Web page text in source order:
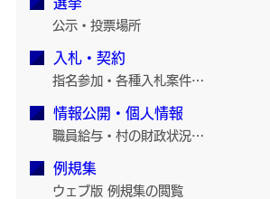
選挙
公示・投票場所
入札・契約
指名参加・各種入札案件…
情報公開・個人情報
職員給与・村の財政状況…
例規集
ウェブ版 例規集の閲覧